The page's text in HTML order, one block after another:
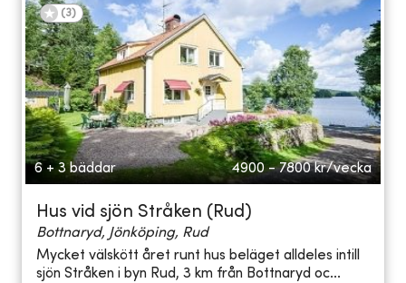
(3)
6 + 3 bäddar 4900 - 7800 kr/vecka
Hus vid sjön Stråken (Rud)
Bottnaryd, Jönköping, Rud
Mycket välskött året runt hus beläget alldeles intill
sjön Stråken i byn Rud, 3 km från Bottnaryd oc...